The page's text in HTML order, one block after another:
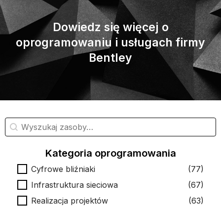
Dowiedz się więcej o
oprogramowaniu i usługach firmy
Bentley
Wyszukiwanie materiałów
Wyszukaj treść
Kategoria oprogramowania
Kategoria oprogramowania
Cyfrowe bliźniaki
(77)
Infrastruktura sieciowa
(67)
Realizacja projektów
(63)